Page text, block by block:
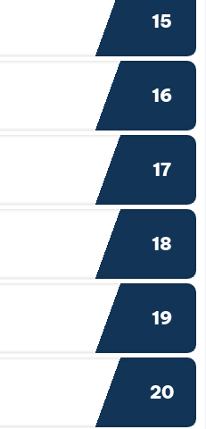
15
16
17
18
19
20